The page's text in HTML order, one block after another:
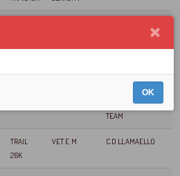
26K
GIJON
RAPOSOS TRAIL
TEAM
TRAIL
26K
VET E M C.D LLAMAELLO
OK